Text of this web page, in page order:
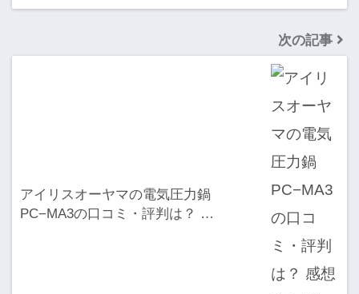
次の記事
アイリスオーヤマの電気圧力鍋
PC−MA3の口コミ・評判は？ …